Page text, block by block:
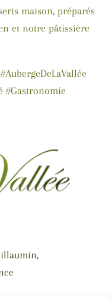
maison, préparés
et notre pâtissière
#Gastronomie